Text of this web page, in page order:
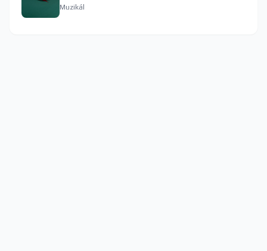
Muzikál